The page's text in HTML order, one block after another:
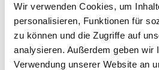
Wir verwenden Cookies, um
personalisieren, Funktionen für
zu können und die Zugriffe auf
analysieren. Außerdem geben wir
Verwendung unserer Website an